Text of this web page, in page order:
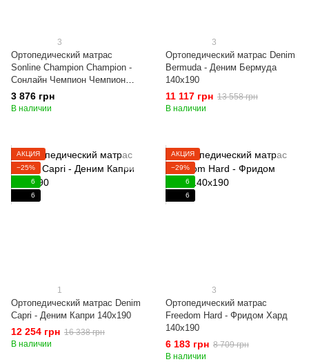
3
Ортопедический матрас
Sonline Champion Champion -
Сонлайн Чемпион Чемпион
140x190
3 876 грн
В наличии
3
Ортопедический матрас Denim
Bermuda - Деним Бермуда
140x190
11 117 грн 13 558 грн
В наличии
АКЦИЯ
−25%
6
6
1
Ортопедический матрас Denim
Capri - Деним Капри 140x190
12 254 грн 16 338 грн
В наличии
АКЦИЯ
−29%
6
6
3
Ортопедический матрас
Freedom Hard - Фридом Хард
140x190
6 183 грн 8 709 грн
В наличии